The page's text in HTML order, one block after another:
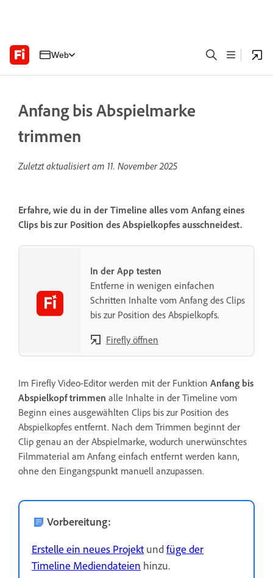
Web
Anfang bis Abspielmarke
trimmen
Zuletzt aktualisiert am 11. November 2025
Erfahre, wie du in der Timeline alles vom Anfang eines
Clips bis zur Position des Abspielkopfes ausschneidest.
In der App testen
Entferne in wenigen einfachen
Schritten Inhalte vom Anfang des Clips
bis zur Position des Abspielkopfs.
Firefly öffnen
Im Firefly Video-Editor werden mit der Funktion Anfang bis
Abspielkopf trimmen alle Inhalte in der Timeline vom
Beginn eines ausgewählten Clips bis zur Position des
Abspielkopfes entfernt. Nach dem Trimmen beginnt der
Clip genau an der Abspielmarke, wodurch unerwünschtes
Filmmaterial am Anfang einfach entfernt werden kann,
ohne den Eingangspunkt manuell anzupassen.
Vorbereitung:
Erstelle ein neues Projekt undfüge der
Timeline Mediendateien hinzu.